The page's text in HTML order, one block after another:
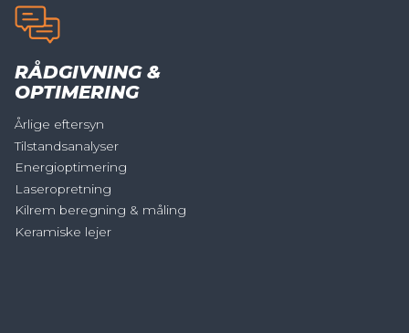
RÅDGIVNING &
OPTIMERING
Årlige eftersyn
Tilstandsanalyser
Energioptimering
Laseropretning
Kilrem beregning & måling
Keramiske lejer